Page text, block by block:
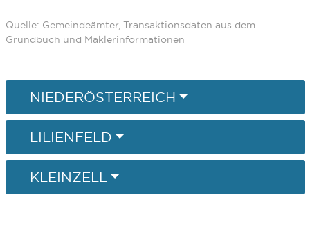
Quelle: Gemeindeämter, Transaktionsdaten aus dem
Grundbuch und Maklerinformationen
NIEDERÖSTERREICH
LILIENFELD
KLEINZELL